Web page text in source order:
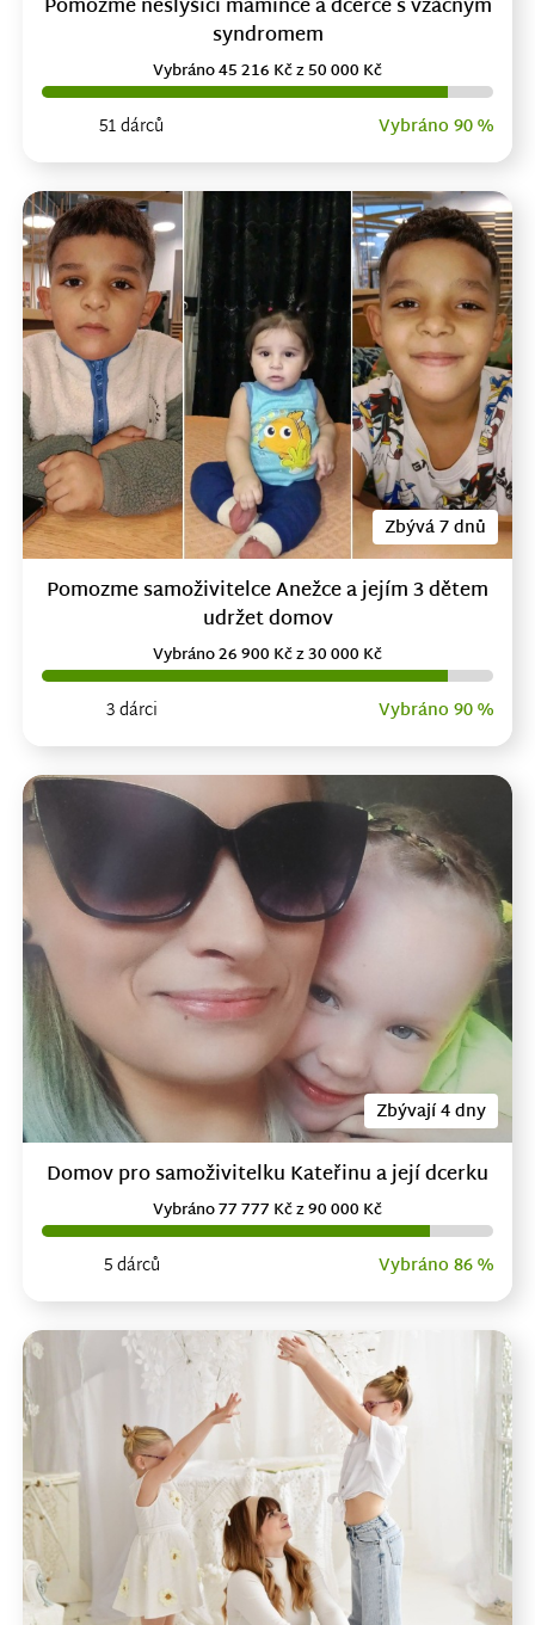
Pomozme neslyšící mamince a dcerce s vzácným
syndromem
51 dárců Vybráno 90 %
Vybráno 45 216 Kč z 50 000 Kč
Zbývá 7 dnů
Pomozme samoživitelce Anežce a jejím 3 dětem
udržet domov
3 dárci Vybráno 90 %
Vybráno 26 900 Kč z 30 000 Kč
Zbývají 4 dny
Domov pro samoživitelku Kateřinu a její dcerku
5 dárců Vybráno 86 %
Vybráno 77 777 Kč z 90 000 Kč